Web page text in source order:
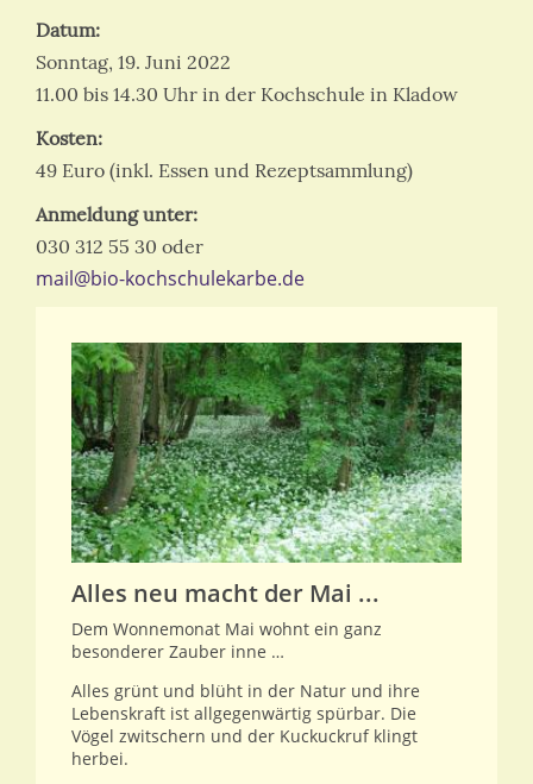
Datum:
Sonntag, 19. Juni 2022
11.00 bis 14.30 Uhr in der Kochschule in Kladow
Kosten:
49 Euro (inkl. Essen und Rezeptsammlung)
Anmeldung unter:
030 312 55 30 oder
mail@bio-kochschulekarbe.de
Alles neu macht der Mai ...
Dem Wonnemonat Mai wohnt ein ganz
besonderer Zauber inne …
Alles grünt und blüht in der Natur und ihre
Lebenskraft ist allgegenwärtig spürbar. Die
Vögel zwitschern und der Kuckuckruf klingt
herbei.